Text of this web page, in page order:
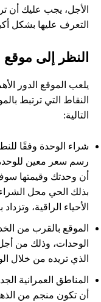
الأجل، يجب عليك أن
التعرف عليها بشكل
النظر إلى موقع
يلعب الموقع الدور
النقاط التي ترتبط
التالية:
شراء الوحدة وفقًا
رسم سعر معين
أن وحدتك وقيمتها
بذلك الحي محل
الأحياء الراقية،
الموقع بالقرب من
الوحدات، وذلك من
الذي تريده من خلال
المناطق العمرانية
أن تكون منجم من